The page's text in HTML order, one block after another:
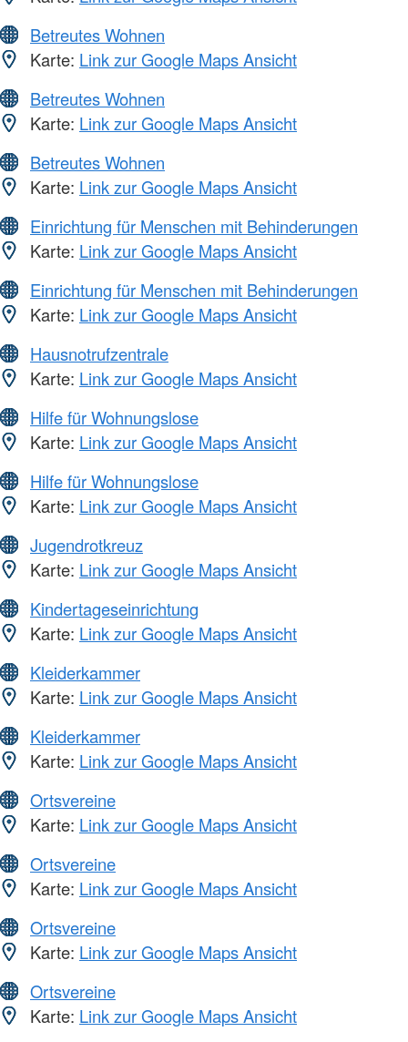
Betreutes Wohnen
Karte: Link zur Google Maps Ansicht
Betreutes Wohnen
Karte: Link zur Google Maps Ansicht
Betreutes Wohnen
Karte: Link zur Google Maps Ansicht
Einrichtung für Menschen mit Behinderungen
Karte: Link zur Google Maps Ansicht
Einrichtung für Menschen mit Behinderungen
Karte: Link zur Google Maps Ansicht
Hausnotrufzentrale
Karte: Link zur Google Maps Ansicht
Hilfe für Wohnungslose
Karte: Link zur Google Maps Ansicht
Hilfe für Wohnungslose
Karte: Link zur Google Maps Ansicht
Jugendrotkreuz
Karte: Link zur Google Maps Ansicht
Kindertageseinrichtung
Karte: Link zur Google Maps Ansicht
Kleiderkammer
Karte: Link zur Google Maps Ansicht
Kleiderkammer
Karte: Link zur Google Maps Ansicht
Ortsvereine
Karte: Link zur Google Maps Ansicht
Ortsvereine
Karte: Link zur Google Maps Ansicht
Ortsvereine
Karte: Link zur Google Maps Ansicht
Ortsvereine
Karte: Link zur Google Maps Ansicht